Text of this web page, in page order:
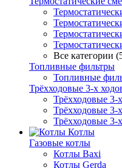
Все категории
Топливные фильтры
Топливные
Трёхходовые 3-х
Трёхходовые 3-
Трёхходовые 3-
Трёхходовые 3-
Котлы
Газовые котлы
Котлы Baxi
Котлы Gerda